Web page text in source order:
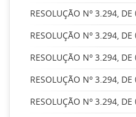
RESOLUÇÃO Nº 3.294,
RESOLUÇÃO Nº 3.294,
RESOLUÇÃO Nº 3.294,
RESOLUÇÃO Nº 3.294,
RESOLUÇÃO Nº 3.294,